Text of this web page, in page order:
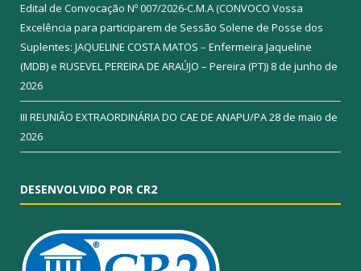
Edital de Convocação Nº 007/2026-C.M.A (CONVOCO Vossa
Excelência para participarem de Sessão Solene de Posse dos
Suplentes: JAQUELINE COSTA MATOS – Enfermeira Jaqueline
(MDB) e RUSEVEL PEREIRA DE ARAÚJO – Pereira (PT)) 8 de junho de
2026
III REUNIÃO EXTRAORDINÁRIA DO CAE DE ANAPU/PA28 de maio de
2026
DESENVOLVIDO POR CR2